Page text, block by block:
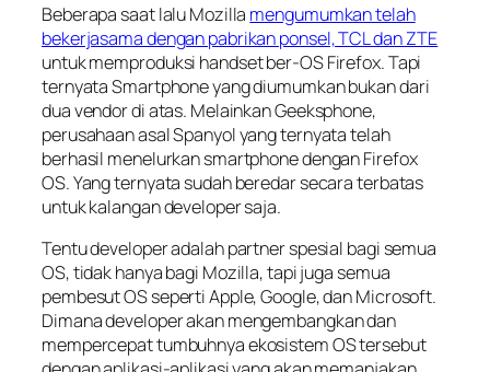
Beberapa saat lalu Mozilla mengumumkan telah
bekerjasama dengan pabrikan ponsel, TCL dan ZTE
untuk memproduksi handset ber-OS Firefox. Tapi
ternyata Smartphone yang diumumkan bukan dari
dua vendor di atas. Melainkan Geeksphone,
perusahaan asal Spanyol yang ternyata telah
berhasil menelurkan smartphone dengan Firefox
OS. Yang ternyata sudah beredar secara terbatas
untuk kalangan developer saja.
Tentu developer adalah partner spesial bagi semua
OS, tidak hanya bagi Mozilla, tapi juga semua
pembesut OS seperti Apple, Google, dan Microsoft.
Dimana developer akan mengembangkan dan
mempercepat tumbuhnya ekosistem OS tersebut